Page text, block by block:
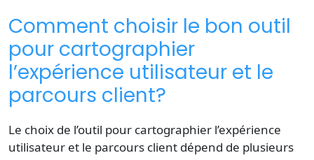
Comment choisir le bon outil
pour cartographier
l’expérience utilisateur et le
parcours client?
Le choix de l’outil pour cartographier l’expérience
utilisateur et le parcours client dépend de plusieurs